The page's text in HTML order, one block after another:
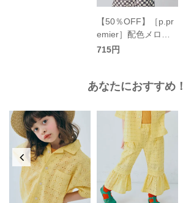
【50％OFF】［p.pr
emier］配色メロウ
リブタンクトップ キ
715円
あなたにおすすめ！